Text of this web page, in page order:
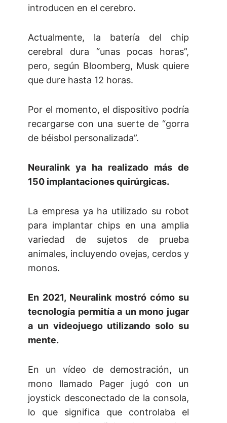
introducen en el cerebro.
Actualmente, la batería del chip
cerebral dura “unas pocas horas”,
pero, según Bloomberg, Musk quiere
que dure hasta 12 horas.
Por el momento, el dispositivo podría
recargarse con una suerte de “gorra
de béisbol personalizada”.
Neuralink ya ha realizado más de
150 implantaciones quirúrgicas.
La empresa ya ha utilizado su robot
para implantar chips en una amplia
variedad de sujetos de prueba
animales, incluyendo ovejas, cerdos y
monos.
En 2021, Neuralink mostró cómo su
tecnología permitía a un mono jugar
a un videojuego utilizando solo su
mente.
En un vídeo de demostración, un
mono llamado Pager jugó con un
joystick desconectado de la consola,
lo que significa que controlaba el